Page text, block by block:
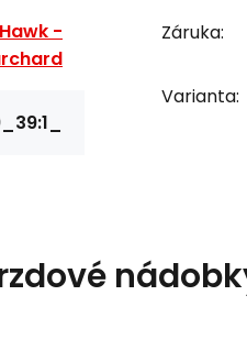
-
Záruka:
Varianta: